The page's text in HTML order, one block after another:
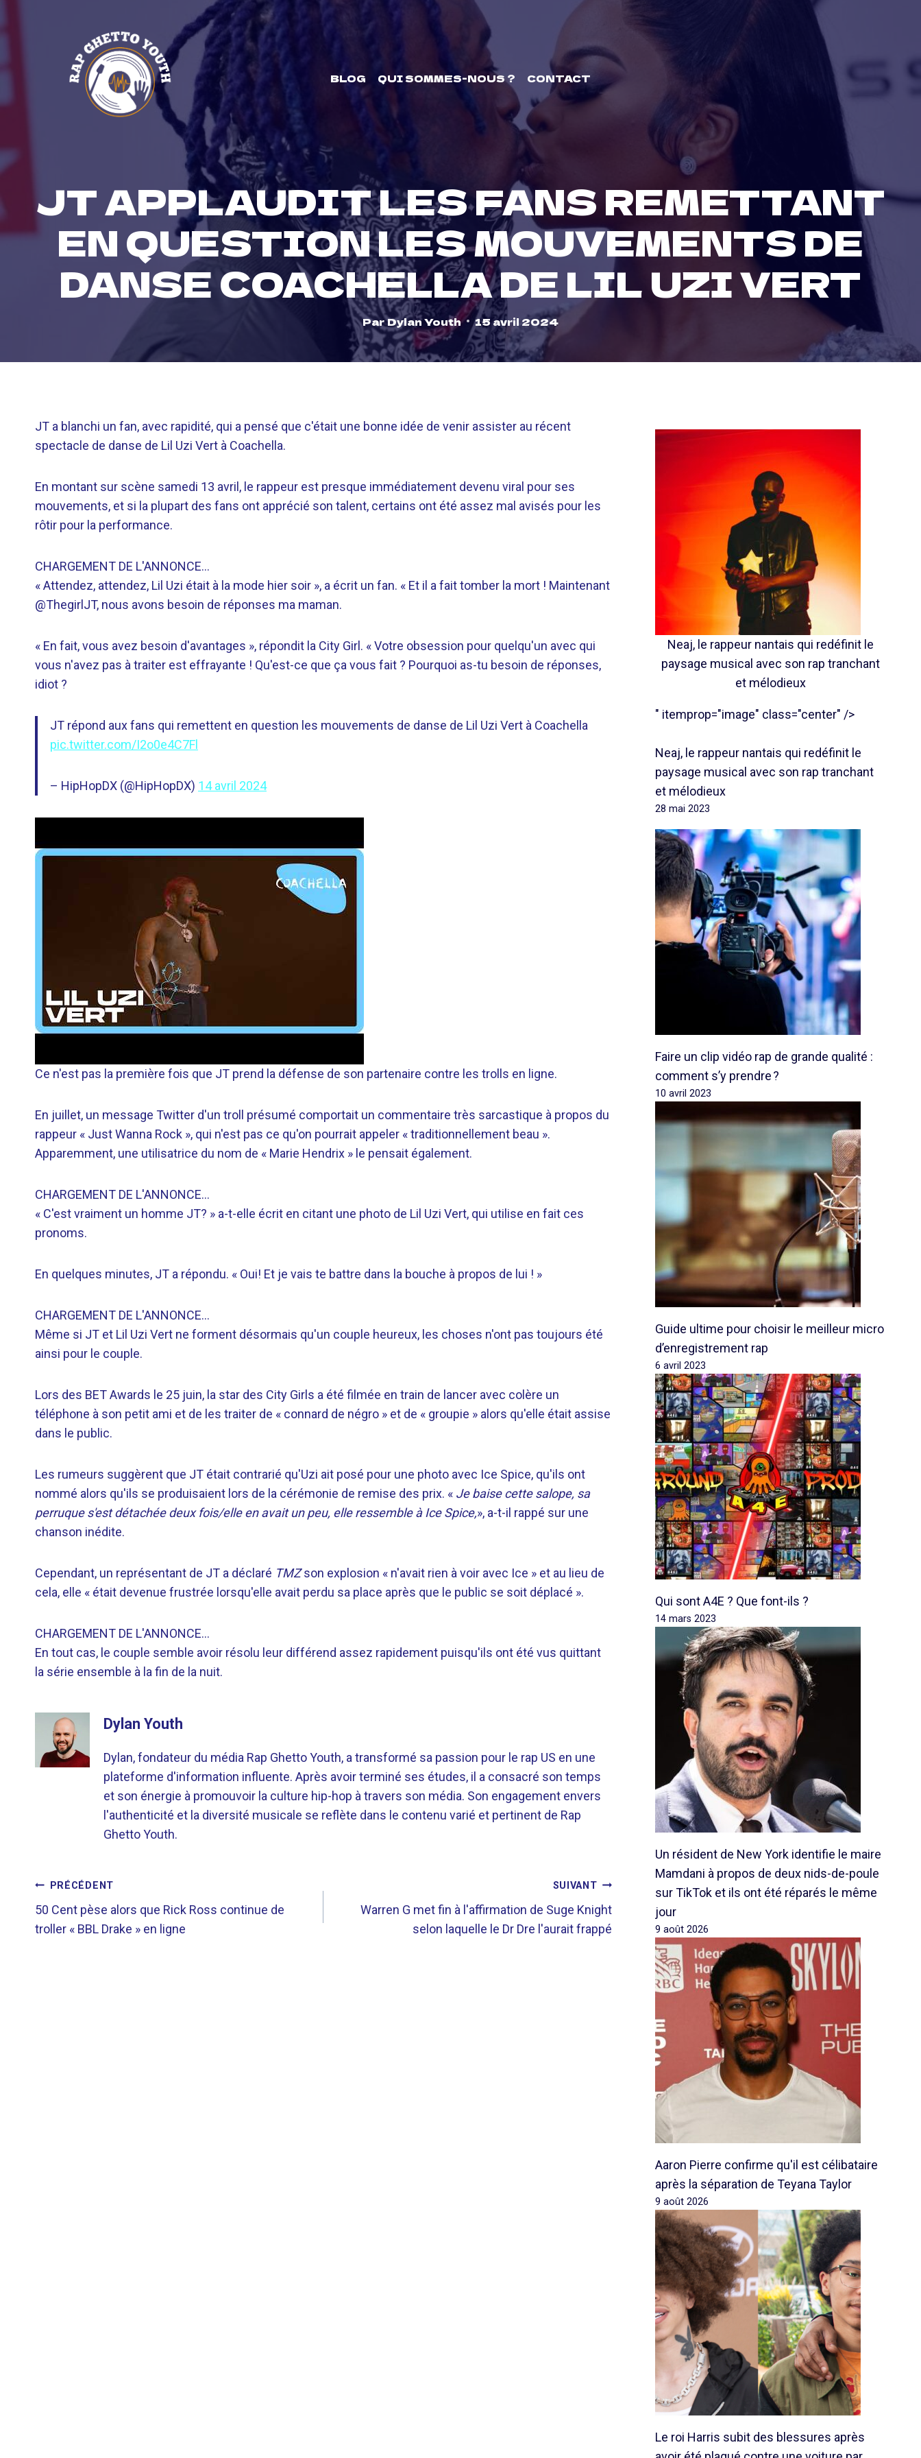
BLOG QUI SOMMES-NOUS ? CONTACT
JT APPLAUDIT LES FANS REMETTANT
EN QUESTION LES MOUVEMENTS DE
DANSE COACHELLA DE LIL UZI VERT
ParDylan Youth 15 avril 2024
JT a blanchi un fan, avec rapidité, qui a pensé que c'était une bonne idée de venir assister au récent
spectacle de danse de Lil Uzi Vert à Coachella.
En montant sur scène samedi 13 avril, le rappeur est presque immédiatement devenu viral pour ses
mouvements, et si la plupart des fans ont apprécié son talent, certains ont été assez mal avisés pour les
rôtir pour la performance.
CHARGEMENT DE L'ANNONCE…
« Attendez, attendez, Lil Uzi était à la mode hier soir », a écrit un fan. « Et il a fait tomber la mort ! Maintenant
@ThegirlJT, nous avons besoin de réponses ma maman.
« En fait, vous avez besoin d'avantages », répondit la City Girl. « Votre obsession pour quelqu'un avec qui
vous n'avez pas à traiter est effrayante ! Qu'est-ce que ça vous fait ? Pourquoi as-tu besoin de réponses,
idiot ?
JT répond aux fans qui remettent en question les mouvements de danse de Lil Uzi Vert à Coachella
pic.twitter.com/I2o0e4C7Fl
– HipHopDX (@HipHopDX) 14 avril 2024
Ce n'est pas la première fois que JT prend la défense de son partenaire contre les trolls en ligne.
En juillet, un message Twitter d'un troll présumé comportait un commentaire très sarcastique à propos du
rappeur « Just Wanna Rock », qui n'est pas ce qu'on pourrait appeler « traditionnellement beau ».
Apparemment, une utilisatrice du nom de « Marie Hendrix » le pensait également.
CHARGEMENT DE L'ANNONCE…
« C'est vraiment un homme JT? » a-t-elle écrit en citant une photo de Lil Uzi Vert, qui utilise en fait ces
pronoms.
En quelques minutes, JT a répondu. « Oui! Et je vais te battre dans la bouche à propos de lui ! »
CHARGEMENT DE L'ANNONCE…
Même si JT et Lil Uzi Vert ne forment désormais qu'un couple heureux, les choses n'ont pas toujours été
ainsi pour le couple.
Lors des BET Awards le 25 juin, la star des City Girls a été filmée en train de lancer avec colère un
téléphone à son petit ami et de les traiter de « connard de négro » et de « groupie » alors qu'elle était assise
dans le public.
Les rumeurs suggèrent que JT était contrarié qu'Uzi ait posé pour une photo avec Ice Spice, qu'ils ont
nommé alors qu'ils se produisaient lors de la cérémonie de remise des prix. « Je baise cette salope, sa
perruque s'est détachée deux fois/elle en avait un peu, elle ressemble à Ice Spice,», a-t-il rappé sur une
chanson inédite.
Cependant, un représentant de JT a déclaré TMZson explosion « n'avait rien à voir avec Ice » et au lieu de
cela, elle « était devenue frustrée lorsqu'elle avait perdu sa place après que le public se soit déplacé ».
CHARGEMENT DE L'ANNONCE…
En tout cas, le couple semble avoir résolu leur différend assez rapidement puisqu'ils ont été vus quittant
la série ensemble à la fin de la nuit.
Dylan Youth
Dylan, fondateur du média Rap Ghetto Youth, a transformé sa passion pour le rap US en une
plateforme d'information influente. Après avoir terminé ses études, il a consacré son temps
et son énergie à promouvoir la culture hip-hop à travers son média. Son engagement envers
l'authenticité et la diversité musicale se reflète dans le contenu varié et pertinent de Rap
Ghetto Youth.
NAVIGATION
DE
PRÉCÉDENT
50 Cent pèse alors que Rick Ross continue de
troller « BBL Drake » en ligne
SUIVANT
Warren G met fin à l'affirmation de Suge Knight
selon laquelle le Dr Dre l'aurait frappé
Neaj, le rappeur nantais qui redéfinit le
paysage musical avec son rap tranchant
et mélodieux
" itemprop="image" class="center" />
Neaj, le rappeur nantais qui redéfinit le
paysage musical avec son rap tranchant
et mélodieux
28 mai 2023
Faire un clip vidéo rap de grande qualité :
comment s’y prendre ?
10 avril 2023
Guide ultime pour choisir le meilleur micro
d’enregistrement rap
6 avril 2023
Qui sont A4E ? Que font-ils ?
14 mars 2023
Un résident de New York identifie le maire
Mamdani à propos de deux nids-de-poule
sur TikTok et ils ont été réparés le même
jour
9 août 2026
Aaron Pierre confirme qu'il est célibataire
après la séparation de Teyana Taylor
9 août 2026
Le roi Harris subit des blessures après